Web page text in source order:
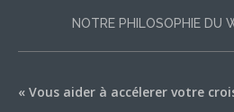
NOTRE PHILOSOPHIE DU
« Vous aider à accélerer votre